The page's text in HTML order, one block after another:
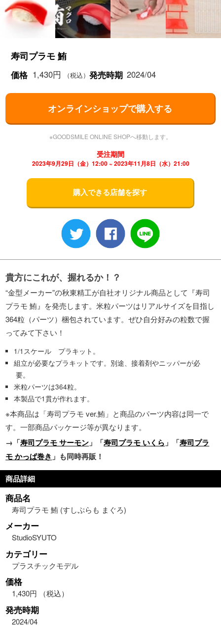
寿司プラモ 鮪
価格 1,430円 （税込） 発売時期 2024/04
オンラインショップで購入する
※GOODSMILE ONLINE SHOPへ移動します。
受注期間
2023年9月29日（金）12:00 ~ 2023年11月8日（水）21:00
購入できる店舗を探す
貴方にこれが、握れるか！？
“金型メーカー”の秋東精工が自社オリジナル商品として『寿司
プラモ 鮪』を発売します。米粒パーツはリアルサイズを目指し
364粒（パーツ）梱包されています。ぜひ自分好みの粒数で握
ってみて下さい！
1/1スケール プラキット。
組立が必要なプラキットです。別途、接着剤やニッパーが必
要。
米粒パーツは364粒。
本製品で1貫が作れます。
※本商品は「寿司プラモ ver.鮪」と商品のパーツ内容は同一で
す。一部商品パッケージ等が異なります。
→「寿司プラモ サーモン 」「寿司プラモ いくら 」「寿司プラ
モ かっぱ巻き 」も同時再販！
商品詳細
商品名
寿司プラモ 鮪 (すしぷらも まぐろ)
メーカー
StudioSYUTO
カテゴリー
プラスチックモデル
価格
1,430円 （税込）
発売時期
2024/04